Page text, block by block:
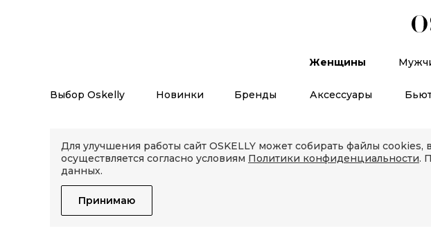
Женщины
Выбор Oskelly Новинки Бренды Аксессуары
Для улучшения работы сайт OSKELLY может собирать файлы
осуществляется согласно условиям Политики конфиденциальности.
данных.
Принимаю